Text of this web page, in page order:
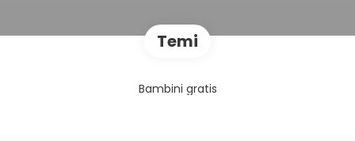
Temi
Bambini gratis